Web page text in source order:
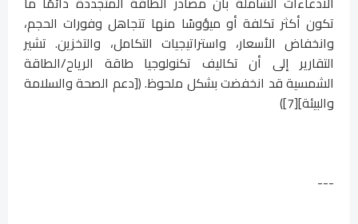
تكون أكثر تكلفة أو ميؤوسًا منها تتجاهل وفورات الحجم،
وانخفاض الأسعار، واستراتيجيات التكامل، والتخزين. تشير
التقارير إلى أن تكاليف تكنولوجيا طاقة الرياح/الطاقة
الشمسية قد انخفضت بشكل ملحوظ. ([دعم الصحة والسلامة
والبيئة][7])
---